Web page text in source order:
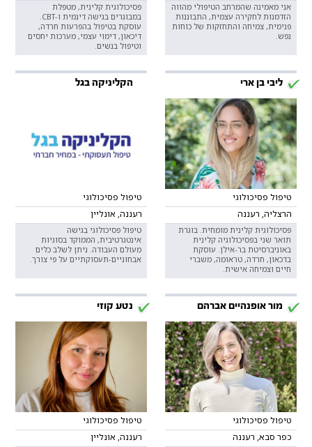
אני מאמינה שהמרחב הטיפולי מהווה
הזדמנות לחקירה עצמית, התבוננות
פנימית, צמיחה והתחזקות של כוחות
נפש.
פסיכולוגית קלינית, מטפלת
עוסקת בטיפול בהפרעות חרדה,
דיכאון, דימוי עצמי, מערכות יחסים
וטיפול בנשים.
ליבי בן ארי
טיפול פסיכולוגי
הרצליה, רעננה
פסיכולוגית קלינית מומחית. בוגרת
תואר שני בפסיכולוגיה קלינית
באוניברסיטת בר-אילן. עוסקת
בדכאון, חרדה, טראומה, משברי
חיים וצמיחה אישית.
הקליניקה בגל
טיפול פסיכולוגי
רעננה, אונליין
טיפול פסיכולוגי בגישה
אינטגרטיבית, הממוקד בסוגיות
מעולם העבודה. ניתן לשלב כלים
אבחוניים-תעסוקתיים על פי צורך.
מור אופנהיים אברהם
טיפול פסיכולוגי
כפר סבא, רעננה
נטע קוזי
טיפול פסיכולוגי
רעננה, אונליין